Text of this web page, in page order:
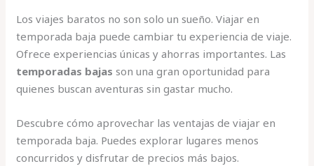
Los viajes baratos no son solo un sueño. Viajar en
temporada baja puede cambiar tu experiencia de viaje.
Ofrece experiencias únicas y ahorras importantes. Las
temporadas bajas son una gran oportunidad para
quienes buscan aventuras sin gastar mucho.
Descubre cómo aprovechar las ventajas de viajar en
temporada baja. Puedes explorar lugares menos
concurridos y disfrutar de precios más bajos.